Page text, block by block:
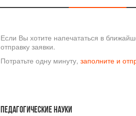
Если Вы хотите напечататься в
отправку заявки.
Потратьте одну минуту, заполните и
Педагогические науки